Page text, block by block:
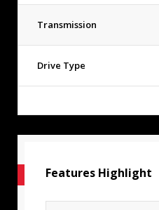
Transmission
Drive Type
Features Highlight